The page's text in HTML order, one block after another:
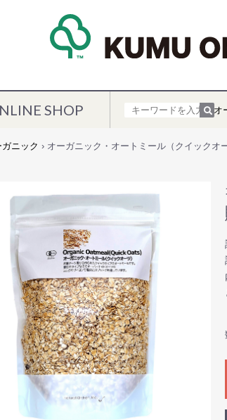
SHOP オ
ガニック › オーガニック・オートミール（クイックオ